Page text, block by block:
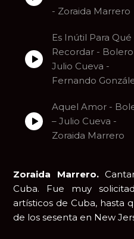
- Zoraida Marrero
Es Inútil Para Qué
Recordar -
Julio Cueva -
Fernando
Aquel Amor -
– Julio Cueva -
Zoraida Marrero
Zoraida Marrero.
Cuba. Fue muy
artísticos de Cuba, hasta
de los sesenta en New